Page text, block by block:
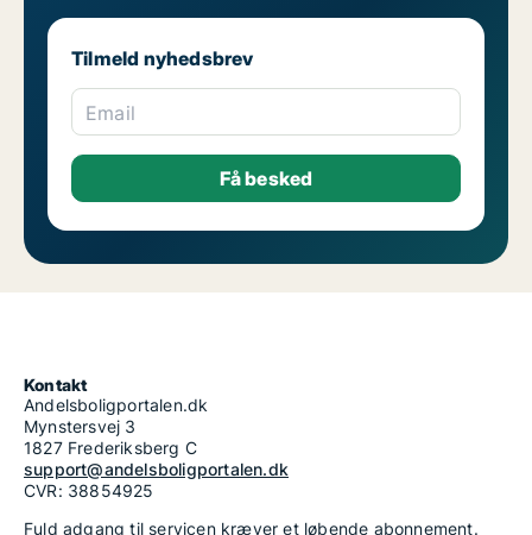
Tilmeld nyhedsbrev
Email
Kontakt
Andelsboligportalen.dk
Mynstersvej 3
1827 Frederiksberg C
support@andelsboligportalen.dk
CVR: 38854925
Fuld adgang til servicen kræver et løbende abonnement.